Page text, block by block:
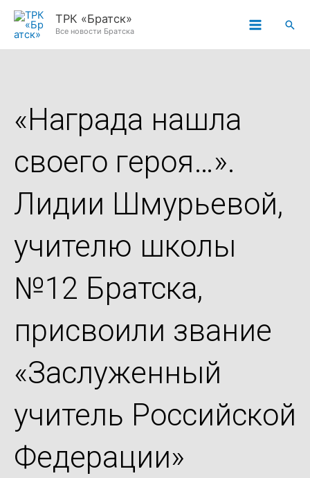
Перейти
ТРК «Братск»
Все новости Братска
«Награда нашла
своего героя…».
Лидии Шмурьевой,
учителю школы
№12 Братска,
присвоили звание
«Заслуженный
учитель Российской
Федерации»